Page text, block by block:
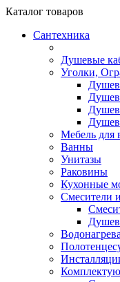
Каталог товаров
Сантехника
Душевые
Уголки,
Мебель для
Ванны
Унитазы
Раковины
Кухонные
Смесители